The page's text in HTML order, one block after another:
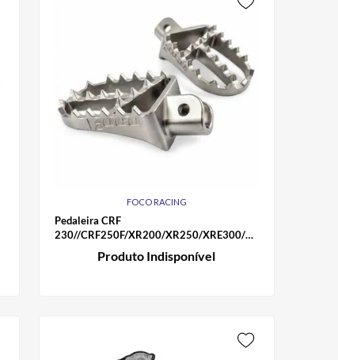
FOCO RACING
Pedaleira CRF
230//CRF250F/XR200/XR250/XRE300/Falcon
Foco RacingProduto Indisponível